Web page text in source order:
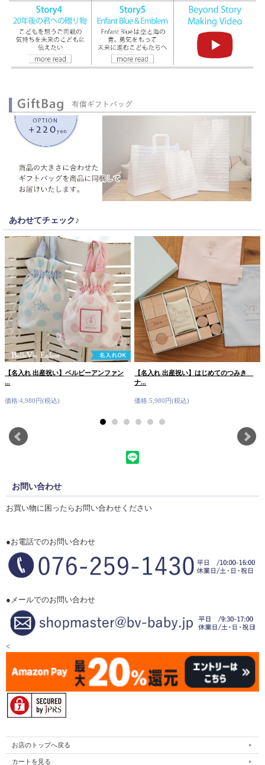
あわせてチェック♪
【名入れ 出産祝い】ベルビーアンファン
...
価格:4,980円(税込)
【名入れ 出産祝い】はじめてのつみき
ナ...
価格:5,980円(税込)
お問い合わせ
お買い物に困ったらお問い合わせください
●お電話でのお問い合わせ
●メールでのお問い合わせ
<
お店のトップへ戻る
カートを見る